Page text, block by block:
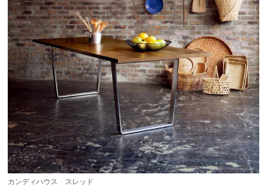
カンディハウス スレッド